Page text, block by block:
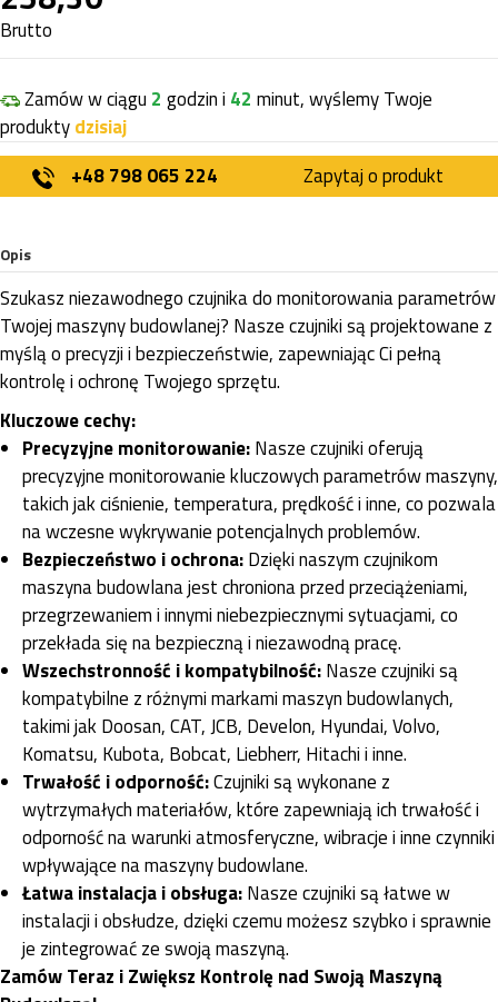
Brutto
Zamów w ciągu 2 godzin i 42 minut, wyślemy Twoje
produktydzisiaj
+48 798 065 224
Zapytaj o produkt
Opis
Szukasz niezawodnego czujnika do monitorowania parametrów
Twojej maszyny budowlanej? Nasze czujniki są projektowane z
myślą o precyzji i bezpieczeństwie, zapewniając Ci pełną
kontrolę i ochronę Twojego sprzętu.
Kluczowe cechy:
Precyzyjne monitorowanie:Nasze czujniki oferują
precyzyjne monitorowanie kluczowych parametrów maszyny,
takich jak ciśnienie, temperatura, prędkość i inne, co pozwala
na wczesne wykrywanie potencjalnych problemów.
Bezpieczeństwo i ochrona:Dzięki naszym czujnikom
maszyna budowlana jest chroniona przed przeciążeniami,
przegrzewaniem i innymi niebezpiecznymi sytuacjami, co
przekłada się na bezpieczną i niezawodną pracę.
Wszechstronność i kompatybilność:Nasze czujniki są
kompatybilne z różnymi markami maszyn budowlanych,
takimi jak Doosan, CAT, JCB, Develon, Hyundai, Volvo,
Komatsu, Kubota, Bobcat, Liebherr, Hitachi i inne.
Trwałość i odporność:Czujniki są wykonane z
wytrzymałych materiałów, które zapewniają ich trwałość i
odporność na warunki atmosferyczne, wibracje i inne czynniki
wpływające na maszyny budowlane.
Łatwa instalacja i obsługa:Nasze czujniki są łatwe w
instalacji i obsłudze, dzięki czemu możesz szybko i sprawnie
je zintegrować ze swoją maszyną.
Zamów Teraz i Zwiększ Kontrolę nad Swoją Maszyną